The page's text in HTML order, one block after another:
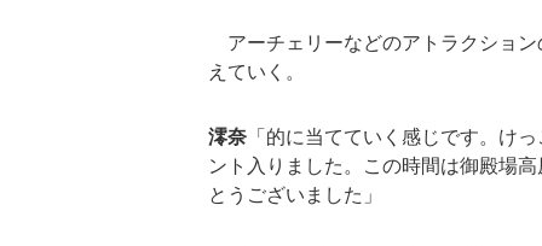
アーチェリーなどのアトラクショ
えていく。
澪奈 「的に当てていく感じです。け
ント入りました。この時間は御殿場
とうございました」